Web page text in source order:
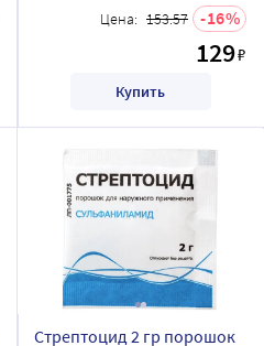
Цена: 153.57 16
129₽
Купить
Стрептоцид 2 гр порошок